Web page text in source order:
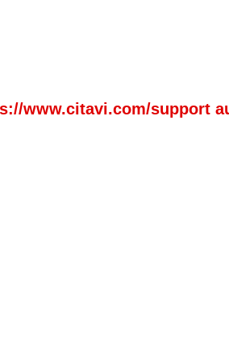
www.citavi.com/support